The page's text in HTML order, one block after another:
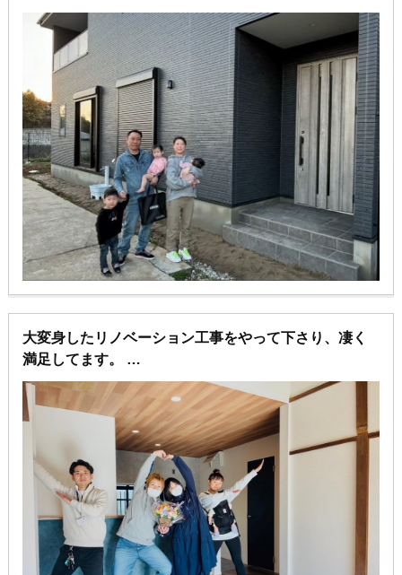
川崎から引っ越しできて、こんな広い土地に住めるな
んて最高です！
大変身したリノベーション工事をやって下さり、凄く
満足してます。
新築物件よりかっこいい家になり驚いています！
担当の2人がいなければこんなに満足できなかったと思
います♪
本当に感謝してます♪